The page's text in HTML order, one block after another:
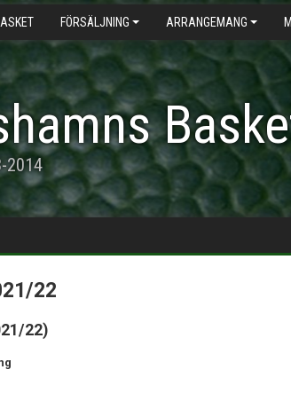
FÖRSÄLJNING ARRANGEMANG
2014
22
22)